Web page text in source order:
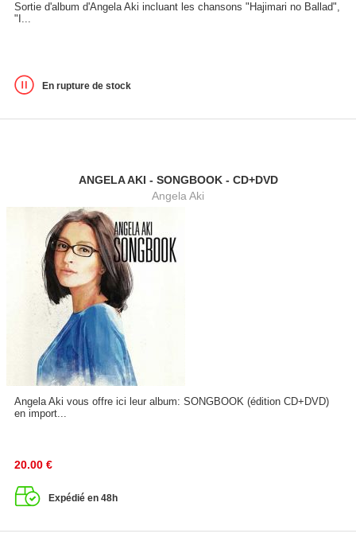
Sortie d'album d'Angela Aki incluant les chansons "Hajimari no Ballad",
"I...
En rupture de stock
ANGELA AKI - SONGBOOK - CD+DVD
Angela Aki
Angela Aki vous offre ici leur album: SONGBOOK (édition CD+DVD)
en import...
20.00 €
Expédié en 48h